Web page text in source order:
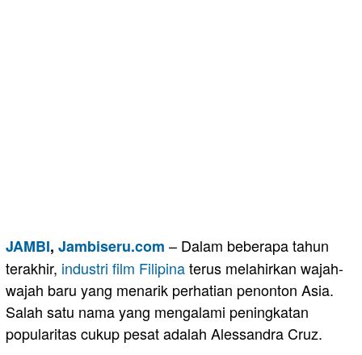
JAMBI, Jambiseru.com – Dalam beberapa tahun
terakhir, industri film Filipinaterus melahirkan wajah-
wajah baru yang menarik perhatian penonton Asia.
Salah satu nama yang mengalami peningkatan
popularitas cukup pesat adalah Alessandra Cruz.